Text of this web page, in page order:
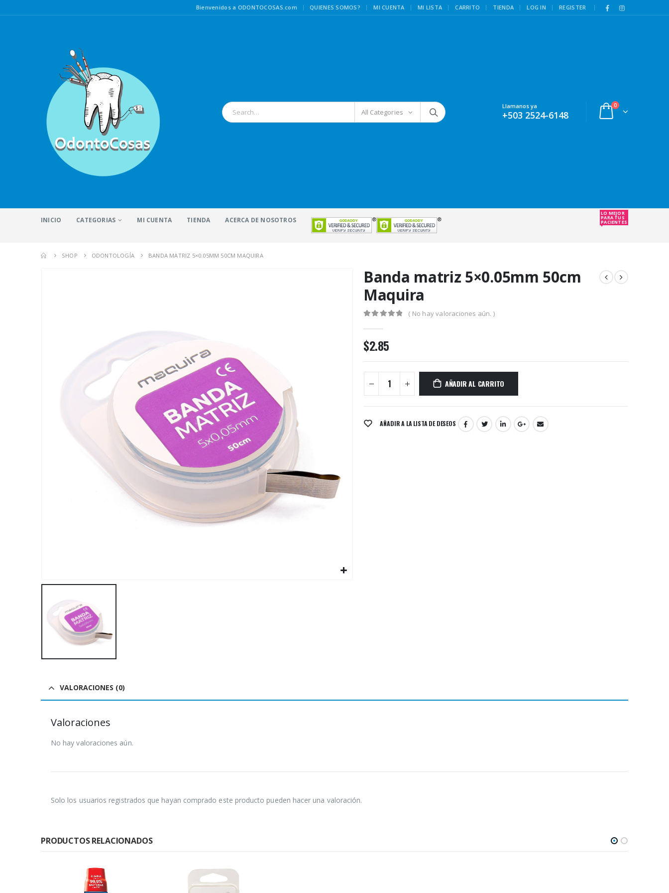
Bienvenidos a ODONTOCOSAS.com | QUIENES SOMOS? MI CUENTA MI LISTA CARRITO TIENDA LOG IN REGISTER |
All Categories
Llamanos ya
+503 2524-6148
0
INICIO CATEGORIAS MI CUENTA TIENDA ACERCA DE NOSOTROS
LO MEJOR
PARA TUS
PACIENTES
SHOP ODONTOLOGÍA BANDA MATRIZ 5×0.05MM 50CM MAQUIRA
Banda matriz 5×0.05mm 50cm
Maquira
( No hay valoraciones aún. )
$2.85
AÑADIR AL CARRITO
AÑADIR A LA LISTA DE DESEOS
VALORACIONES (0)
Valoraciones
No hay valoraciones aún.
Solo los usuarios registrados que hayan comprado este producto pueden hacer una valoración.
PRODUCTOS RELACIONADOS